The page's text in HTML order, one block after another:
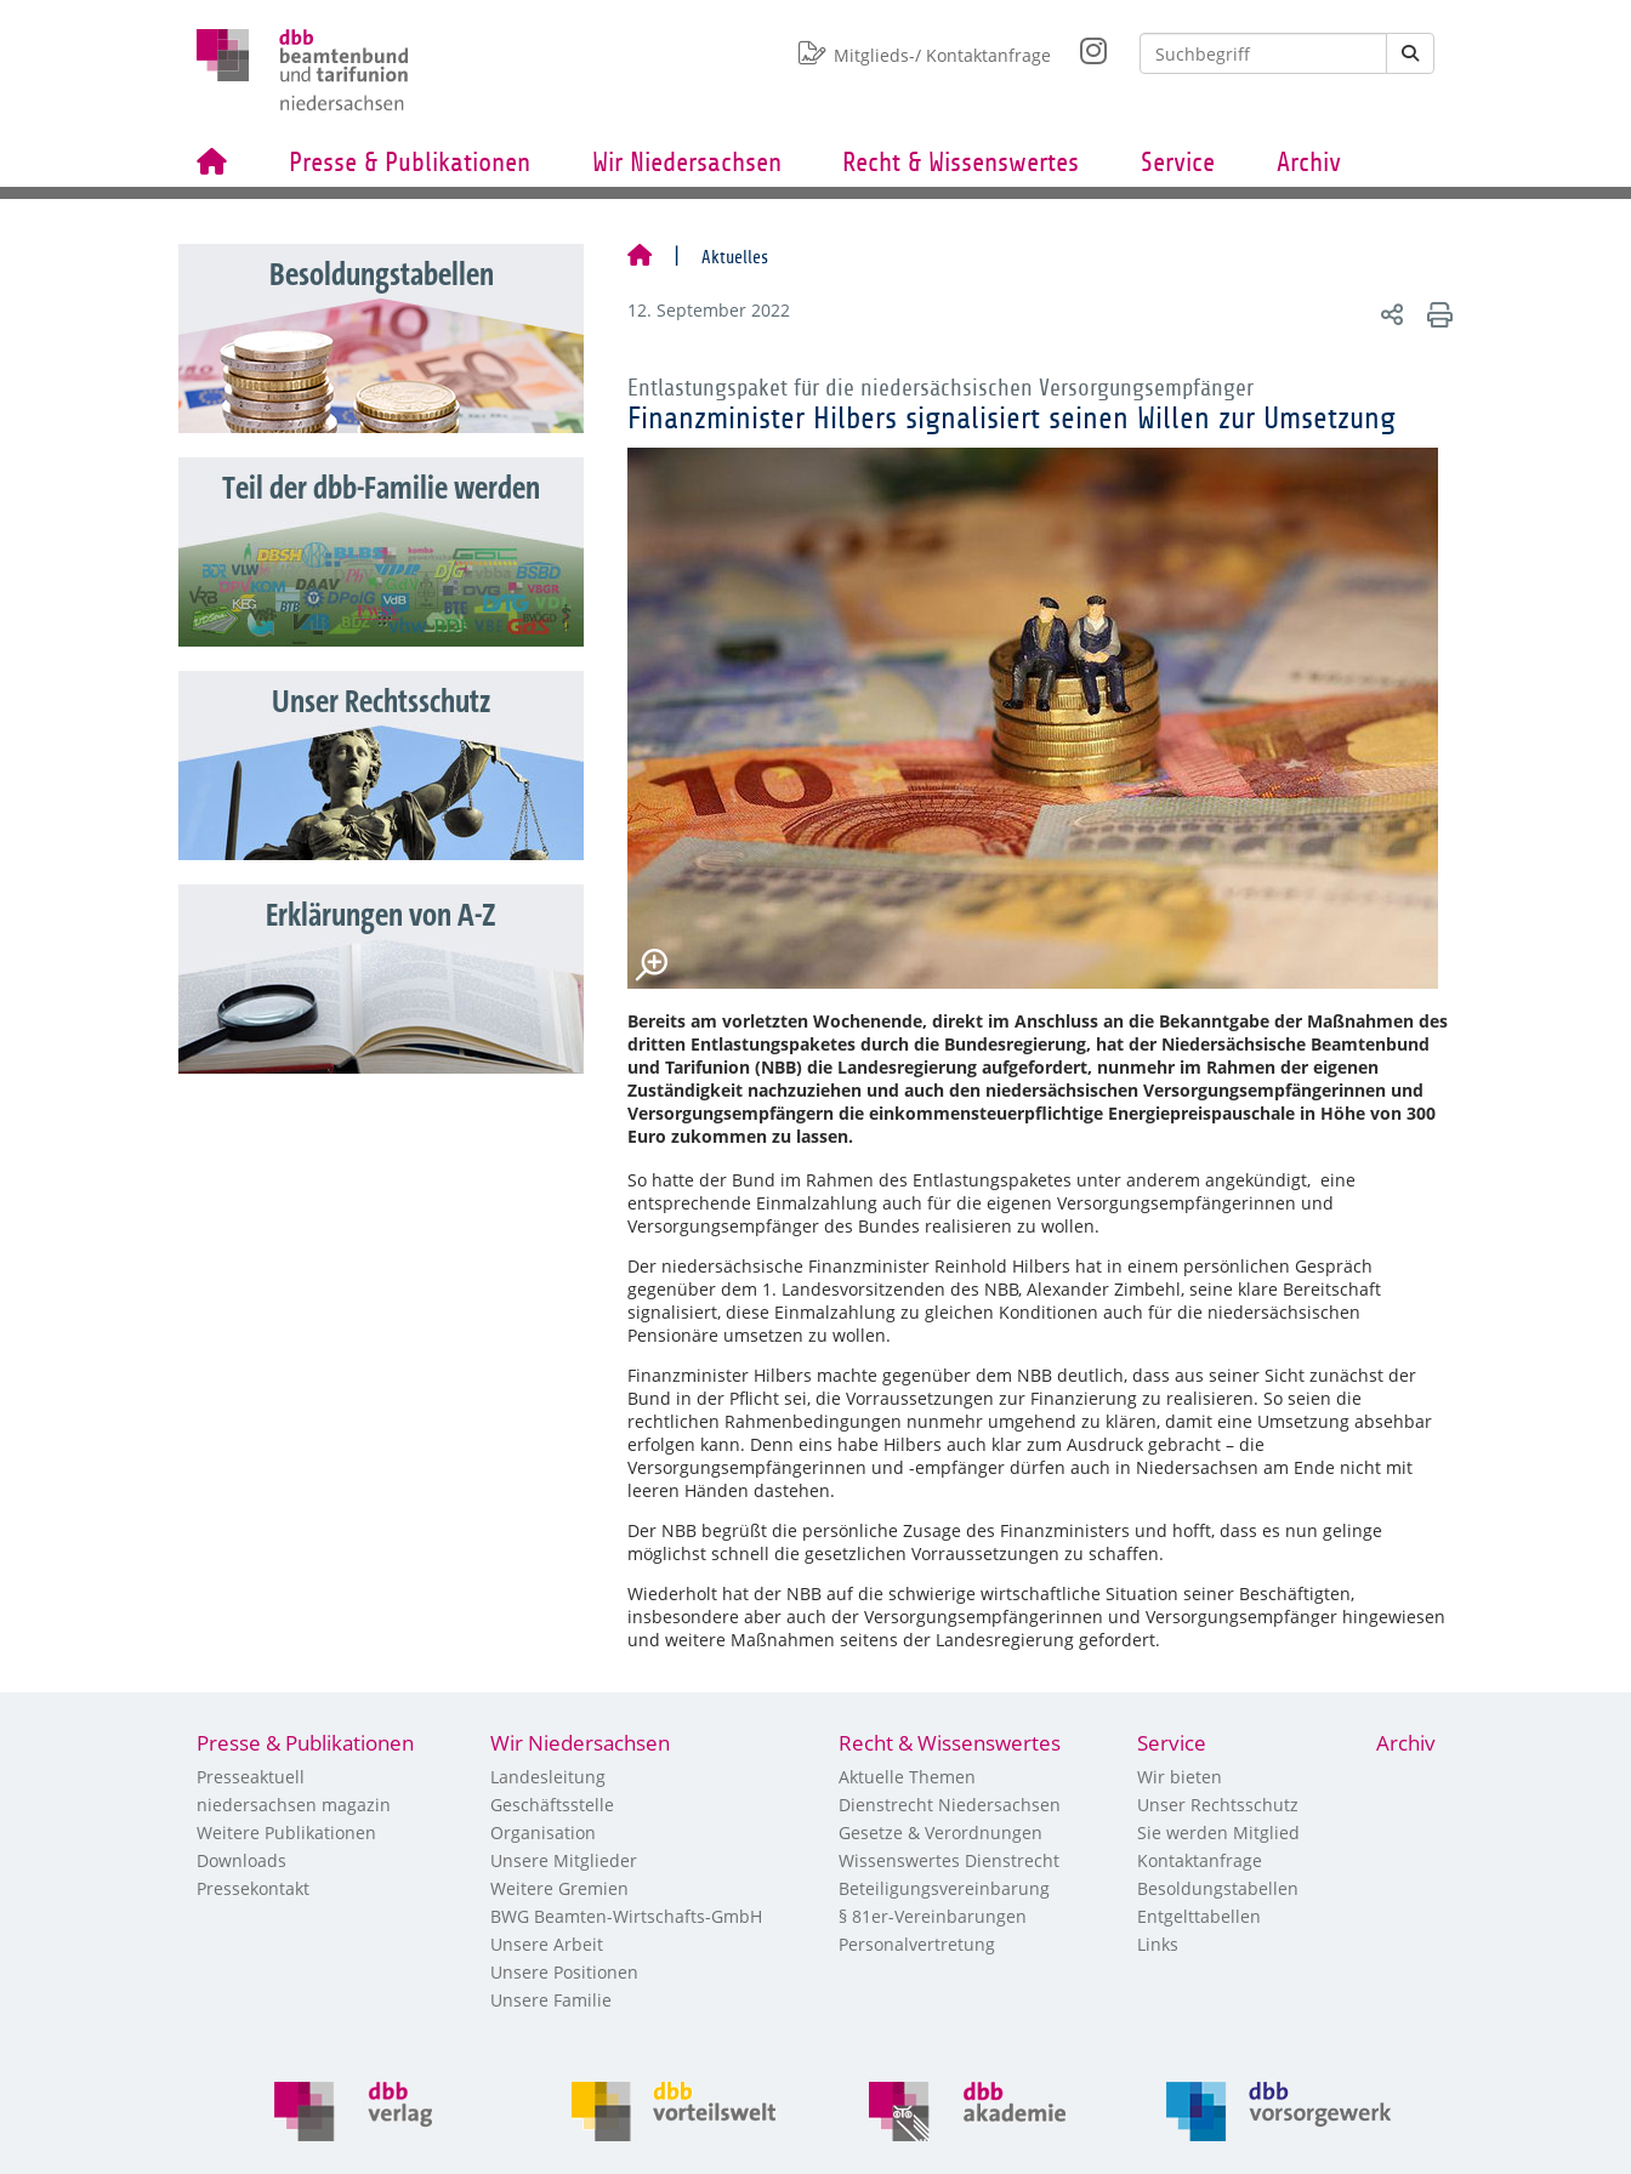
Mitglieds-/ Kontaktanfrage
Presse & Publikationen Wir Niedersachsen Recht & Wissenswertes Service Archiv
Besoldungstabellen
Teil der dbb-Familie werden
Unser Rechtsschutz
Erklärungen von A-Z
Aktuelles
12. September 2022
Entlastungspaket für die niedersächsischen Versorgungsempfänger
Finanzminister Hilbers signalisiert seinen Willen zur Umsetzung
Bereits am vorletzten Wochenende, direkt im Anschluss an die Bekanntgabe der Maßnahmen des
dritten Entlastungspaketes durch die Bundesregierung, hat der Niedersächsische Beamtenbund
und Tarifunion (NBB) die Landesregierung aufgefordert, nunmehr im Rahmen der eigenen
Zuständigkeit nachzuziehen und auch den niedersächsischen Versorgungsempfängerinnen und
Versorgungsempfängern die einkommensteuerpflichtige Energiepreispauschale in Höhe von 300
Euro zukommen zu lassen.
So hatte der Bund im Rahmen des Entlastungspaketes unter anderem angekündigt, eine
entsprechende Einmalzahlung auch für die eigenen Versorgungsempfängerinnen und
Versorgungsempfänger des Bundes realisieren zu wollen.
Der niedersächsische Finanzminister Reinhold Hilbers hat in einem persönlichen Gespräch
gegenüber dem 1. Landesvorsitzenden des NBB, Alexander Zimbehl, seine klare Bereitschaft
signalisiert, diese Einmalzahlung zu gleichen Konditionen auch für die niedersächsischen
Pensionäre umsetzen zu wollen.
Finanzminister Hilbers machte gegenüber dem NBB deutlich, dass aus seiner Sicht zunächst der
Bund in der Pflicht sei, die Vorraussetzungen zur Finanzierung zu realisieren. So seien die
rechtlichen Rahmenbedingungen nunmehr umgehend zu klären, damit eine Umsetzung absehbar
erfolgen kann. Denn eins habe Hilbers auch klar zum Ausdruck gebracht – die
Versorgungsempfängerinnen und -empfänger dürfen auch in Niedersachsen am Ende nicht mit
leeren Händen dastehen.
Der NBB begrüßt die persönliche Zusage des Finanzministers und hofft, dass es nun gelinge
möglichst schnell die gesetzlichen Vorraussetzungen zu schaffen.
Wiederholt hat der NBB auf die schwierige wirtschaftliche Situation seiner Beschäftigten,
insbesondere aber auch der Versorgungsempfängerinnen und Versorgungsempfänger hingewiesen
und weitere Maßnahmen seitens der Landesregierung gefordert.
Presse & Publikationen
Presseaktuell
niedersachsen magazin
Weitere Publikationen
Downloads
Pressekontakt
Wir Niedersachsen
Landesleitung
Geschäftsstelle
Organisation
Unsere Mitglieder
Weitere Gremien
BWG Beamten-Wirtschafts-GmbH
Unsere Arbeit
Unsere Positionen
Unsere Familie
Recht & Wissenswertes
Aktuelle Themen
Dienstrecht Niedersachsen
Gesetze & Verordnungen
Wissenswertes Dienstrecht
Beteiligungsvereinbarung
§ 81er-Vereinbarungen
Personalvertretung
Service
Wir bieten
Unser Rechtsschutz
Sie werden Mitglied
Kontaktanfrage
Besoldungstabellen
Entgelttabellen
Links
Archiv